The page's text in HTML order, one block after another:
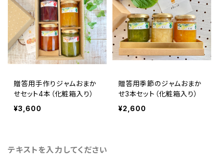
贈答用手作りジャムおまか
せセット4本（化粧箱入り）
¥3,600
贈答用季節のジャムおまか
せ3本セット（化粧箱入り）
¥2,600
テキストを入力してください